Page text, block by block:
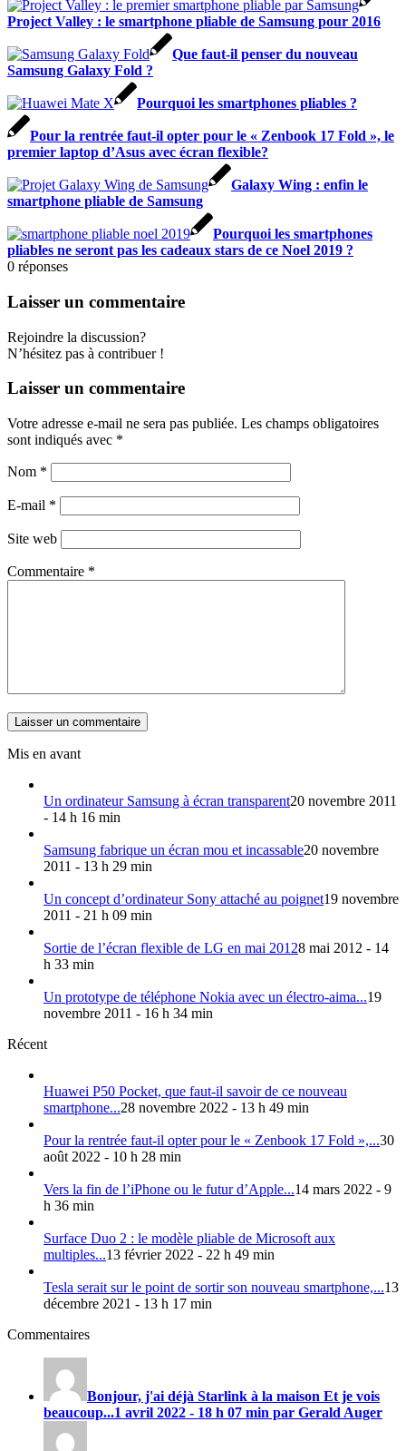
Project Valley : le smartphone pliable de Samsung pour 2016
Que faut-il penser du nouveau
Samsung Galaxy Fold ?
Pourquoi les smartphones pliables ?
Pour la rentrée faut-il opter pour le « Zenbook 17 Fold », le
premier laptop d’Asus avec écran flexible?
Galaxy Wing : enfin le
smartphone pliable de Samsung
Pourquoi les smartphones
pliables ne seront pas les cadeaux stars de ce Noel 2019 ?
0 réponses
Laisser un commentaire
Rejoindre la discussion?
N’hésitez pas à contribuer !
Laisser un commentaire
Votre adresse e-mail ne sera pas publiée. Les champs obligatoires
sont indiqués avec *
Nom *
E-mail *
Site web
Commentaire *
Mis en avant
Un ordinateur Samsung à écran transparent20 novembre 2011
- 14 h 16 min
Samsung fabrique un écran mou et incassable20 novembre
2011 - 13 h 29 min
Un concept d’ordinateur Sony attaché au poignet19 novembre
2011 - 21 h 09 min
Sortie de l’écran flexible de LG en mai 20128 mai 2012 - 14
h 33 min
Un prototype de téléphone Nokia avec un électro-aima...19
novembre 2011 - 16 h 34 min
Récent
Huawei P50 Pocket, que faut-il savoir de ce nouveau
smartphone...28 novembre 2022 - 13 h 49 min
Pour la rentrée faut-il opter pour le « Zenbook 17 Fold »,...30
août 2022 - 10 h 28 min
Vers la fin de l’iPhone ou le futur d’Apple...14 mars 2022 - 9
h 36 min
Surface Duo 2 : le modèle pliable de Microsoft aux
multiples...13 février 2022 - 22 h 49 min
Tesla serait sur le point de sortir son nouveau smartphone,...13
décembre 2021 - 13 h 17 min
Commentaires
Bonjour, j'ai déjà Starlink à la maison Et je vois
beaucoup...1 avril 2022 - 18 h 07 min par Gerald Auger